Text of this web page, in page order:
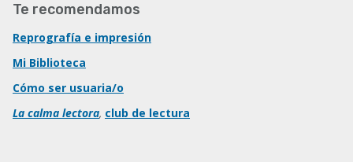
Te recomendamos
Reprografía e impresión
Mi Biblioteca
Cómo ser usuaria/o
La calma lectora, club de lectura